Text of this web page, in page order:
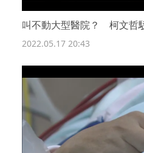
叫不動大型醫院？ 柯文哲
2022.05.17 20:43